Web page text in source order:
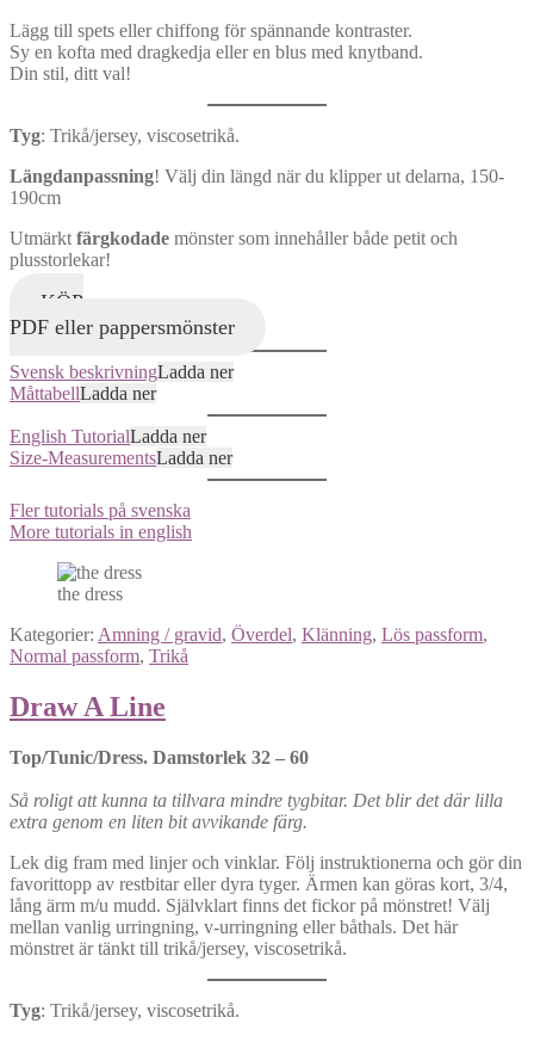
Lägg till spets eller chiffong för spännande kontraster.
Sy en kofta med dragkedja eller en blus med knytband.
Din stil, ditt val!
Tyg: Trikå/jersey, viscosetrikå.
Längdanpassning! Välj din längd när du klipper ut delarna, 150-
190cm
Utmärktfärgkodade mönster som innehåller både petit och
plusstorlekar!
KÖP
PDF eller pappersmönster
Svensk beskrivningLadda ner
MåttabellLadda ner
English TutorialLadda ner
Size-MeasurementsLadda ner
Fler tutorials på svenska
More tutorials in english
the dress
Kategorier: Amning / gravid, Överdel, Klänning, Lös passform,
Normal passform, Trikå
Draw A Line
Top/Tunic/Dress. Damstorlek 32 – 60
Så roligt att kunna ta tillvara mindre tygbitar. Det blir det där lilla
extra genom en liten bit avvikande färg.
Lek dig fram med linjer och vinklar. Följ instruktionerna och gör din
favorittopp av restbitar eller dyra tyger. Ärmen kan göras kort, 3/4,
lång ärm m/u mudd. Självklart finns det fickor på mönstret! Välj
mellan vanlig urringning, v-urringning eller båthals. Det här
mönstret är tänkt till trikå/jersey, viscosetrikå.
Tyg: Trikå/jersey, viscosetrikå.